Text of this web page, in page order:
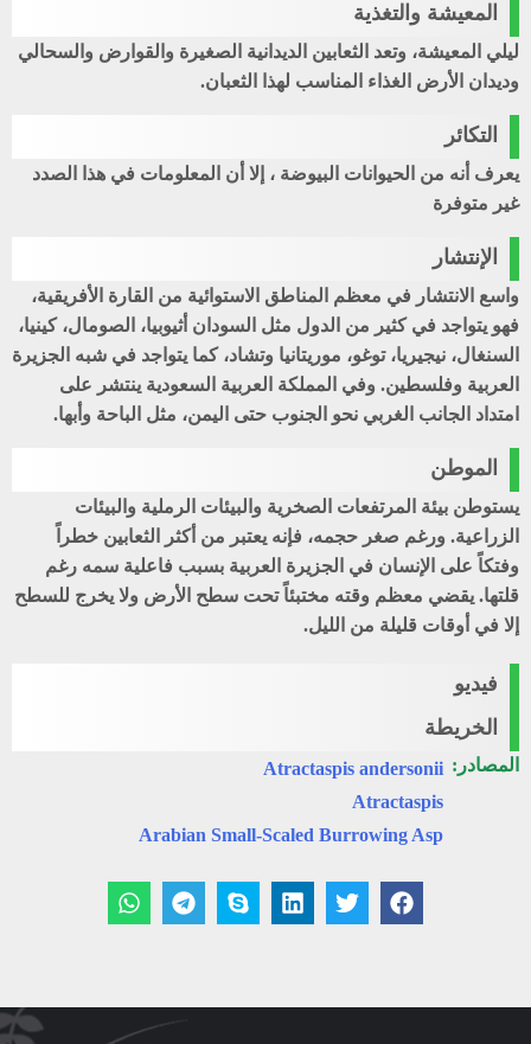
المعيشة والتغذية
ليلي المعيشة، وتعد الثعابين الديدانية الصغيرة والقوارض والسحالي
وديدان الأرض الغذاء المناسب لهذا الثعبان.
التكائر
يعرف أنه من الحيوانات البيوضة ، إلا أن المعلومات في هذا الصدد
غير متوفرة
الإنتشار
واسع الانتشار في معظم المناطق الاستوائية من القارة الأفريقية،
فهو يتواجد في كثير من الدول مثل السودان أثيوبيا، الصومال، كينيا،
السنغال، نيجيريا، توغو، موريتانيا وتشاد، كما يتواجد في شبه الجزيرة
العربية وفلسطين. وفي المملكة العربية السعودية ينتشر على
امتداد الجانب الغربي نحو الجنوب حتى اليمن، مثل الباحة وأبها.
الموطن
يستوطن بيئة المرتفعات الصخرية والبيئات الرملية والبيئات
الزراعية. ورغم صغر حجمه، فإنه يعتبر من أكثر الثعابين خطراً
وفتكاً على الإنسان في الجزيرة العربية بسبب فاعلية سمه رغم
قلتها. يقضي معظم وقته مختبئاً تحت سطح الأرض ولا يخرج للسطح
إلا في أوقات قليلة من الليل.
فيديو
الخريطة
المصادر: Atractaspis andersonii
Atractaspis
Arabian Small-Scaled Burrowing Asp